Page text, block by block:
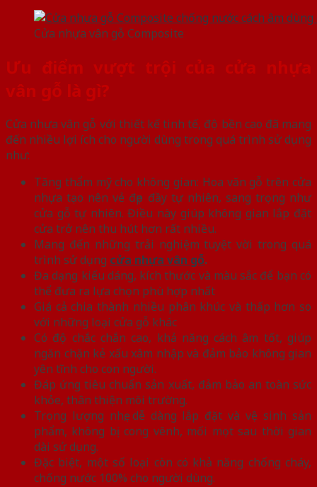
Cửa nhựa vân gỗ Composite
Ưu điểm vượt trội của cửa nhựa
vân gỗ là gì?
Cửa nhựa vân gỗ với thiết kế tinh tế, độ bền cao đã mang
đến nhiều lợi ích cho người dùng trong quá trình sử dụng
như:
Tăng thẩm mỹ cho không gian: Hoa văn gỗ trên cửa
nhựa tạo nên vẻ đẹp đầy tự nhiên, sang trọng như
cửa gỗ tự nhiên. Điều này giúp không gian lắp đặt
cửa trở nên thu hút hơn rất nhiều.
Mang đến những trải nghiệm tuyệt vời trong quá
trình sử dụng cửa nhựa vân gỗ.
Đa dạng kiểu dáng, kích thước và màu sắc để bạn có
thể đưa ra lựa chọn phù hợp nhất
Giá cả chia thành nhiều phân khúc và thấp hơn so
với những loại cửa gỗ khác
Có độ chắc chắn cao, khả năng cách âm tốt, giúp
ngăn chặn kẻ xấu xâm nhập và đảm bảo không gian
yên tĩnh cho con người.
Đáp ứng tiêu chuẩn sản xuất, đảm bảo an toàn sức
khỏe, thân thiện môi trường.
Trọng lượng nhẹ, dễ dàng lắp đặt và vệ sinh sản
phẩm, không bị cong vênh, mối mọt sau thời gian
dài sử dụng.
Đặc biệt, một số loại còn có khả năng chống cháy,
chống nước 100% cho người dùng.